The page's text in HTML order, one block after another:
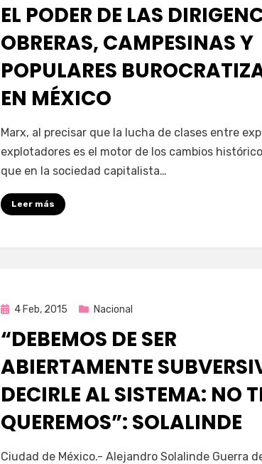
EL PODER DE LAS
OBRERAS, CAMPESINAS Y
POPULARES
EN MÉXICO
por Enrique
Marx, al precisar que la lucha de clases entre
explotadores es el motor de los cambios
que en la sociedad capitalista…
Leer más
Publicada
4 Feb, 2015 Nacional
“DEBEMOS DE SER
ABIERTAMENTE
DECIRLE AL SISTEMA: NO
QUEREMOS”: SOLALINDE
porEnrique
Ciudad de México.- Alejandro Solalinde Guerra